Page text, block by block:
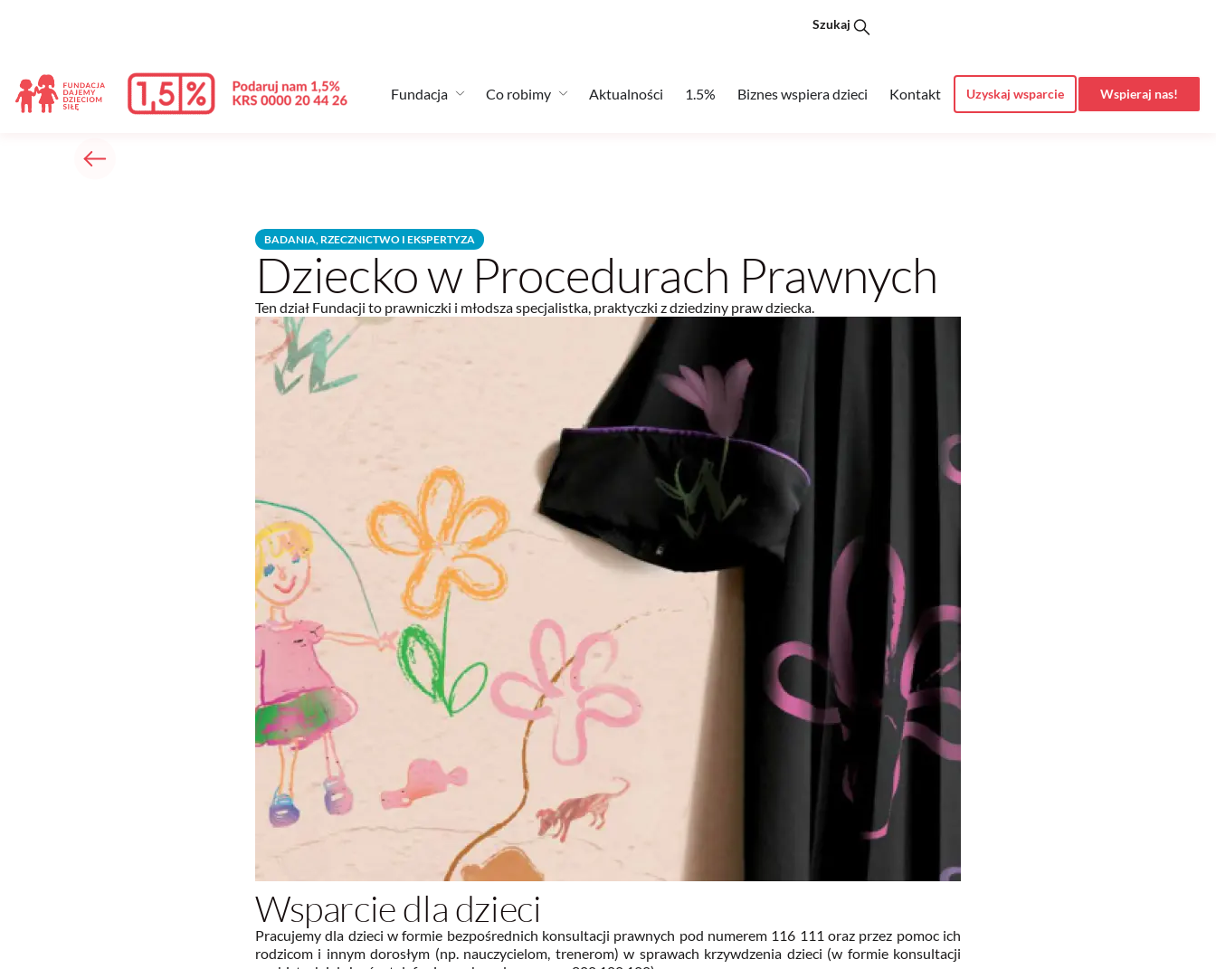
Szukaj
Fundacja Co robimy Aktualności 1.5% Biznes wspiera dzieci Kontakt Uzyskaj wsparcie Wspieraj nas!
BADANIA, RZECZNICTWO I EKSPERTYZA
Dziecko w Procedurach Prawnych
Ten dział Fundacji to prawniczki i młodsza specjalistka, praktyczki z dziedziny praw dziecka.
Wsparcie dla dzieci
Pracujemy dla dzieci w formie bezpośrednich konsultacji prawnych pod numerem 116 111 oraz przez pomoc ich
rodzicom i innym dorosłym (np. nauczycielom, trenerom) w sprawach krzywdzenia dzieci (w formie konsultacji